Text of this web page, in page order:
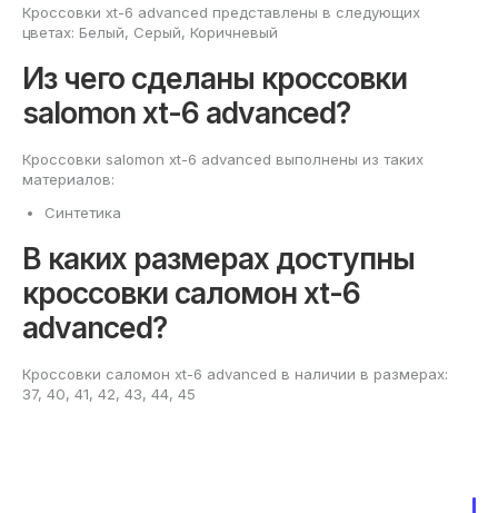
Кроссовки xt-6 advanced представлены в следующих
цветах: Белый, Серый, Коричневый
Из чего сделаны кроссовки
salomon xt-6 advanced?
Кроссовки salomon xt-6 advanced выполнены из таких
материалов:
Синтетика
В каких размерах доступны
кроссовки саломон xt-6
advanced?
Кроссовки саломон xt-6 advanced в наличии в размерах:
37, 40, 41, 42, 43, 44, 45